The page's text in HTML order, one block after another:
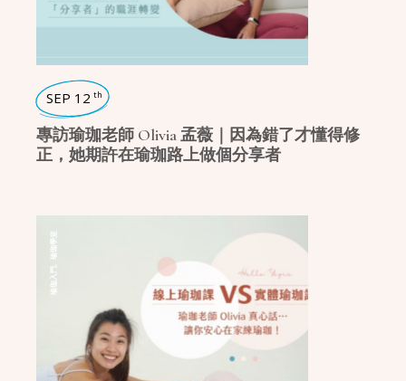
SEP 12 th
專訪瑜珈老師 Olivia 孟薇｜因為錯了才懂得修
正，她期許在瑜珈路上做個分享者
瑜珈入門
瑜珈學堂